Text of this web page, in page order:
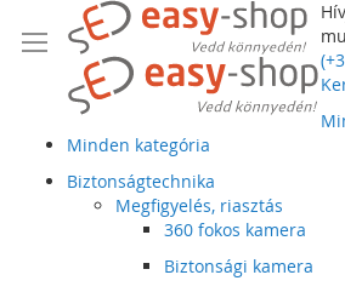
Minden kategória
Biztonságtechnika
Megfigyelés, riasztás
360 fokos kamera
Biztonsági kamera